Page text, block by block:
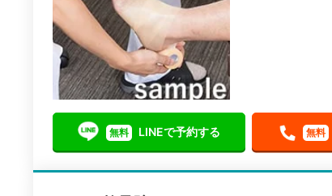
無料 LINEで予約する 無料